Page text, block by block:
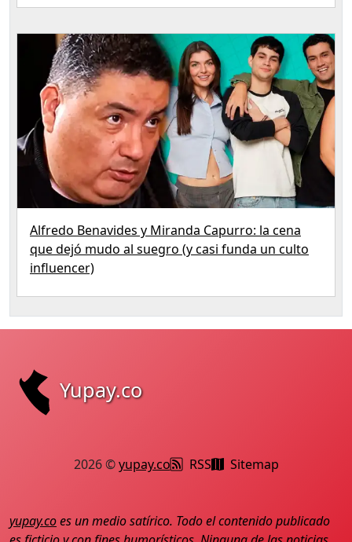
Alfredo Benavides y Miranda Capurro: la cena
que dejó mudo al suegro (y casi funda un culto
influencer)
Yupay.co
2026 ©yupay.co RSS Sitemap
yupay.coes un medio satírico. Todo el contenido publicado